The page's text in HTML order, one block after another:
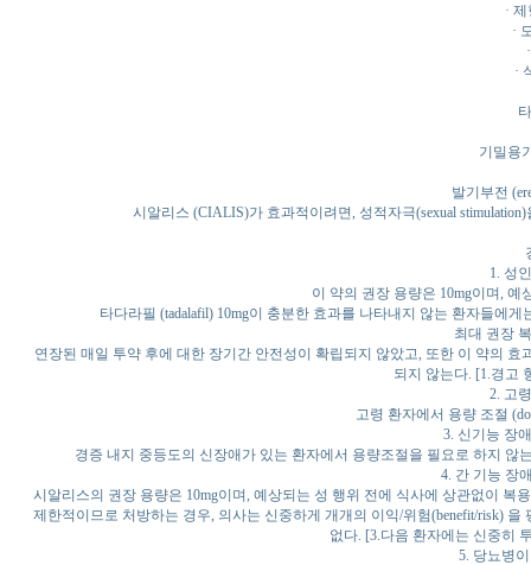
·
·
·
기밀용
발기부전
시알리스 (CIALIS)가 효과적이려면, 성적자극(sexual
1. 성
이 약의 권장 용량은 10mg이며,
타다라필 (tadalafil) 10mg이 충분한 효과를 나타내지 않는 환자들에
최대 권장
연장된 매일 투약 후에 대한 장기간 안전성이 확립되지 않았고, 또한 이 약의
되지 않는다. [1.경고
2. 고
고령 환자에서 용량 조절
3. 신기능 장
경증 내지 중등도의 신장애가 있는 환자에서 용량조절을 필요로 하지 않
4. 간 기능 장
시알리스의 권장 용량은 10mg이며, 예상되는 성 행위 전에 식사에 상관없이 복
제한적이므로 처방하는 경우, 의사는 신중하게 개개의 이익/위험(benefit/risk) 을
없다. [3.다음 환자에는 신중히
5. 당뇨병